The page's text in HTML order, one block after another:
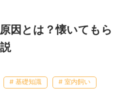
因とは？懐いてもら
# 基礎知識 # 室内飼い